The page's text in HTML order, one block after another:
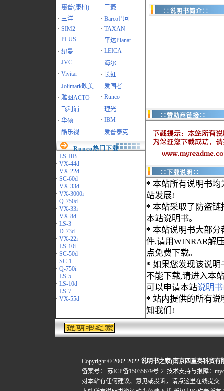
· 惠普(康柏) · 三菱
· 三洋 · Barco巴可
· SIM2 · TAXAN
· PLUS · 平达Planar
· 纽曼 · LEICA
· JVC · 海尔
· Vivitar · 长虹
· Jolimark映美 · 爱国者
· 雅图ACTO · Runco
·
飞利浦 · 理光
· 华硕 · IBM
· 酷乐视 · 爱普泰克
Runco热门下载
· LS-HB
· VX-44d
· VX-22d
· SC-60d
· VX-33d
· VX-3000i
· Q-750d
· VX-33i
· VX-8d
· LS-3
· D-73d
· VX-22i
· LS-10i
· SC-50d
· SC-1
· Q-750i
· LS-5
· LS-10d
· LS-7
· VX-55d
∷说明书简介∷
∷赞助商链接∷
∷下载说明∷
* 本站所有说明书均
站发展!
* 本站采取了防盗链
本站说明书。
* 本站说明书大部分
件,请用WINRAR解
点免费下载。
* 如果您发现该说明
不能下载,请进入本
可以申请本站说明
* 站内提供的所有
知我们!
Copyright © 2002-2022 说明书之家(南京四重奏科贸有
备案号：
苏ICP备15035679号-2 技术支持与报障：
对本站有任何建议、意见或投诉， 请点这里在线提交